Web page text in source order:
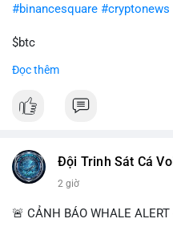
#binancesquare #cryptonews
$btc
#vlikevn
📰 Nguồn: Cointelegraph
Đọc thêm
Đội Trinh Sát Cá
2 giờ
🚨 CẢNH BÁO WHALE